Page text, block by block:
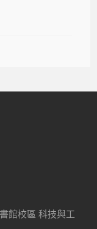
館校區 科技與工